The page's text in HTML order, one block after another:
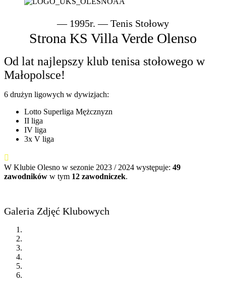
— 1995r. —Tenis Stołowy
Strona KS Villa Verde Olenso
Od lat najlepszy klub tenisa stołowego w
Małopolsce!
6 drużyn ligowych w dywizjach:
Lotto Superliga Mężcznyzn
II liga
IV liga
3x V liga
W Klubie Olesno w sezonie 2023 / 2024 występuje: 49
zawodników w tym 12 zawodniczek.
Galeria Zdjęć Klubowych